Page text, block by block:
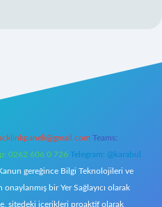
Teams:
0262 606 0 726 Telegram: @karabul
gereğince Bilgi Teknolojileri ve
bir Yer Sağlayıcı olarak
sitedeki içerikleri proaktif olarak